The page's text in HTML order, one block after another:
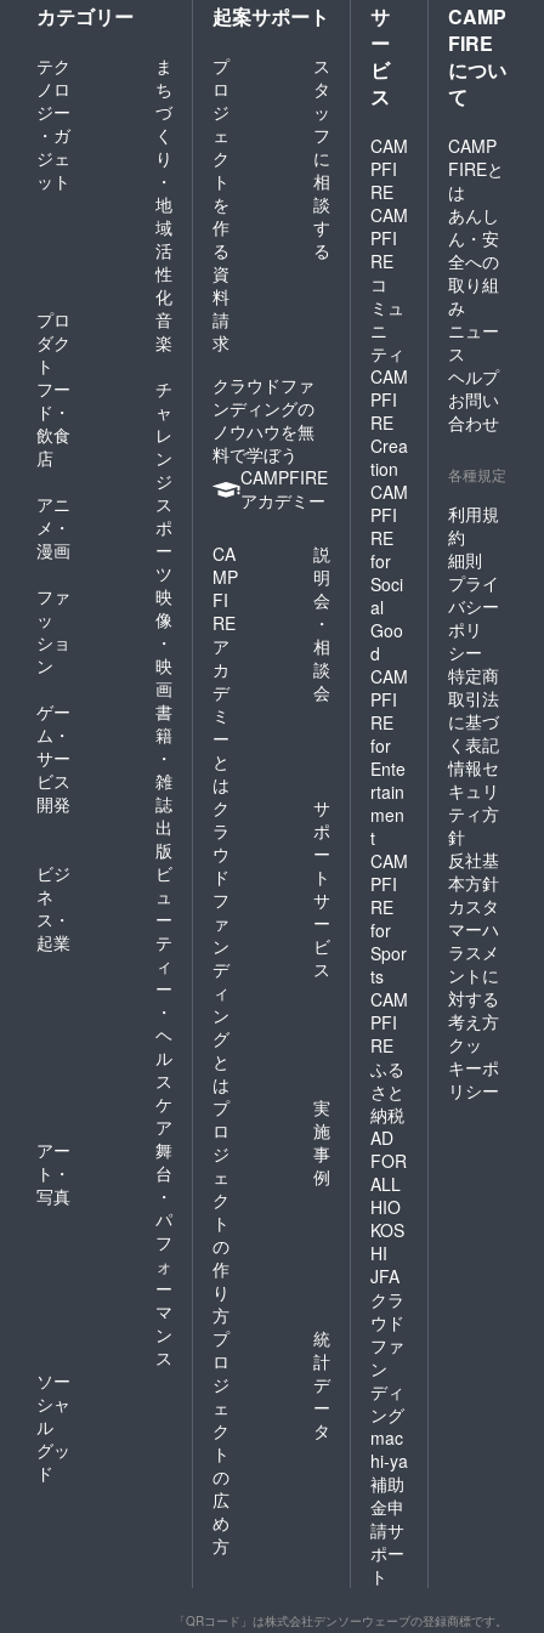
カテゴリー
テク
ノロ
ジー
・ガ
ジェ
ット
ま
ち
づ
く
り
・
地
域
活
性
化
プロ
ダク
ト
音
楽
フー
ド・
飲食
店
チ
ャ
レ
ン
ジ
アニ
メ・
漫画
ス
ポ
ー
ツ
ファ
ッ
ショ
ン
映
像
・
映
画
ゲー
ム・
サー
ビス
開発
書
籍
・
雑
誌
出
版
ビジ
ネ
ス・
起業
ビ
ュ
ー
テ
ィ
ー
・
ヘ
ル
ス
ケ
ア
アー
ト・
写真
舞
台
・
パ
フ
ォ
ー
マ
ン
ス
ソー
シャ
ル
グッ
ド
起案サポート
プ
ロ
ジ
ェ
ク
ト
を
作
る
ス
タ
ッ
フ
に
相
談
す
る
資
料
請
求
クラウドファ
ンディングの
ノウハウを無
料で学ぼう
CAMPFIRE
アカデミー
CA
MP
FI
RE
ア
カ
デ
ミ
ー
と
は
説
明
会
・
相
談
会
ク
ラ
ウ
ド
フ
ァ
ン
デ
ィ
ン
グ
と
は
サ
ポ
ー
ト
サ
ー
ビ
ス
プ
ロ
ジ
ェ
ク
ト
の
作
り
方
実
施
事
例
プ
ロ
ジ
ェ
ク
ト
の
広
め
方
統
計
デ
ー
タ
サ
ー
ビ
ス
CAM
PFI
RE
CAM
PFI
RE
コ
ミュ
ニ
ティ
CAM
PFI
RE
Crea
tion
CAM
PFI
RE
for
Soci
al
Goo
d
CAM
PFI
RE
for
Ente
rtain
men
t
CAM
PFI
RE
for
Spor
ts
CAM
PFI
RE
ふる
さと
納税
AD
FOR
ALL
HIO
KOS
HI
JFA
クラ
ウド
ファ
ン
ディ
ング
mac
hi-ya
補助
金申
請サ
ポー
ト
CAMP
FIRE
につい
て
CAMP
FIREと
は
あんし
ん・安
全への
取り組
み
ニュー
ス
ヘルプ
お問い
合わせ
各種規定
利用規
約
細則
プライ
バシー
ポリ
シー
特定商
取引法
に基づ
く表記
情報セ
キュリ
ティ方
針
反社基
本方針
カスタ
マーハ
ラスメ
ントに
対する
考え方
クッ
キーポ
リシー
「QRコード」は株式会社デンソーウェーブの登録商標です。